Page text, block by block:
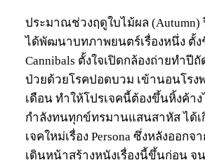
ประมาณช่วงฤดูใบไม้ผล (Autumn)
ได้พัฒนาบทภาพยนตร์เรื่องหนึ่ง ตั้ง
Cannibals ตั้งใจเปิดกล้องถ่ายทำปี
ป่วยด้วยโรคปอดบวม เข้านอนโรง
เดือน ทำให้โปรเจคนี้ต้องขึ้นหิ้งค้า
กำลังทนทุกข์ทรมานแสนสาหัส ได้
เจคใหม่เรื่อง Persona ซึ่งหลังออกจ
เดินหน้าสร้างหนังเรื่องนี้ขึ้นก่อน จ